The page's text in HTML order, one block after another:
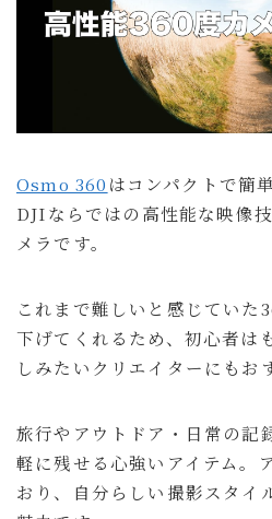
Osmo 360 はコンパクトで簡
DJIならではの高性能な映像
メラです。
これまで難しいと感じていた
下げてくれるため、初心者は
しみたいクリエイターにもお
旅行やアウトドア・日常の記
軽に残せる心強いアイテム。
おり、自分らしい撮影スタイ